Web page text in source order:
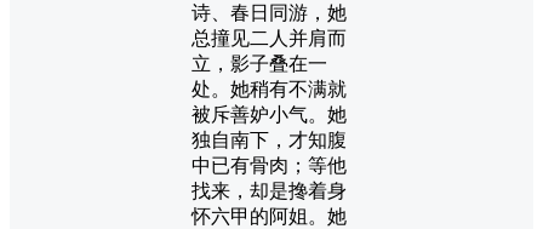
诗、春日同游，她
总撞见二人并肩而
立，影子叠在一
处。她稍有不满就
被斥善妒小气。她
独自南下，才知腹
中已有骨肉；等他
找来，却是搀着身
怀六甲的阿姐。她